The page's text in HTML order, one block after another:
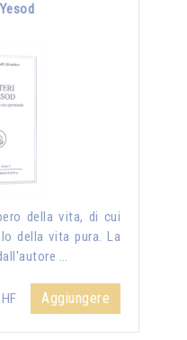
della vita, di cui
della vita pura. La
…
Aggiungere